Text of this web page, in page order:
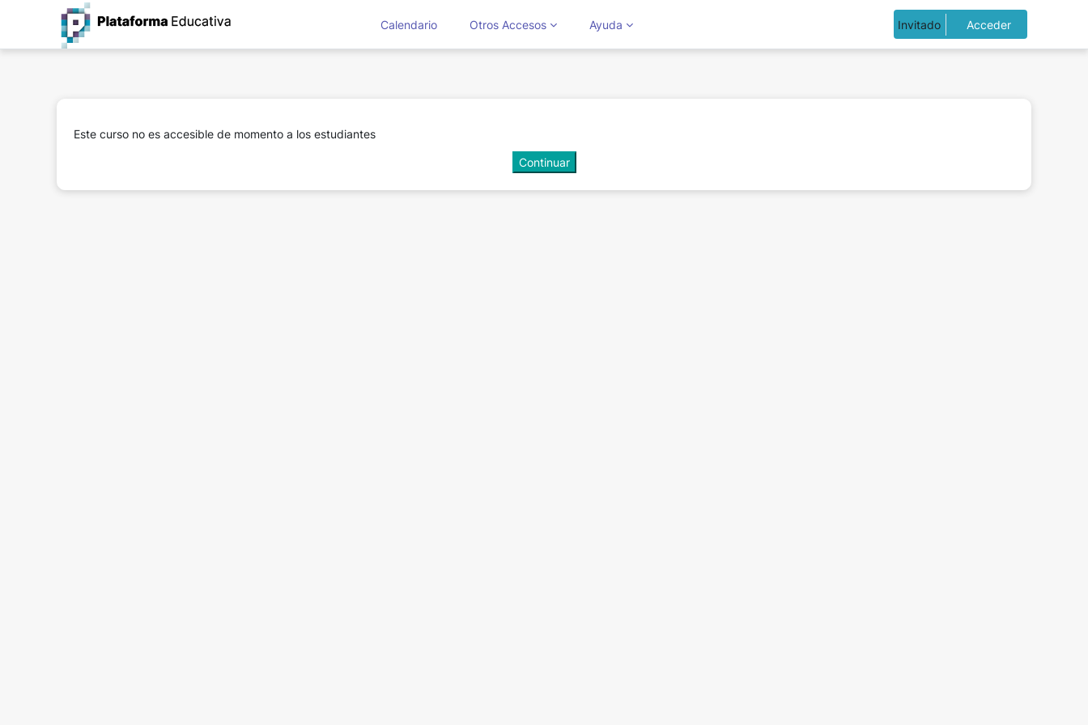
Salta al contenido principal
Calendario
Otros Accesos Ayuda Invitado Acceder
Este curso no es accesible de momento a los estudiantes
Continuar